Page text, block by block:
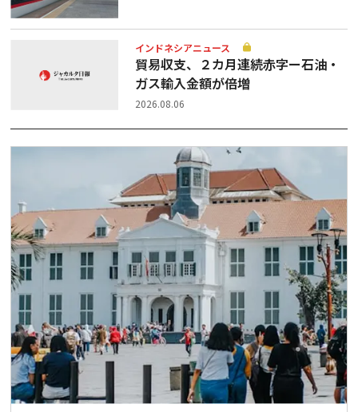
インドネシアニュース
貿易収支、２カ月連続赤字ー石油・
ガス輸入金額が倍増
2026.08.06